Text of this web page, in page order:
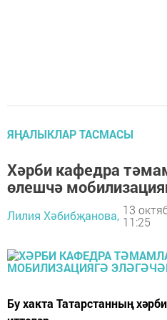
ЯҢАЛЫКЛАР ТАСМАСЫ
Хәрби кафедра
өлешчә
Лилия Хәбибҗанова, 13
11:25
Бу хакта Татарстанның